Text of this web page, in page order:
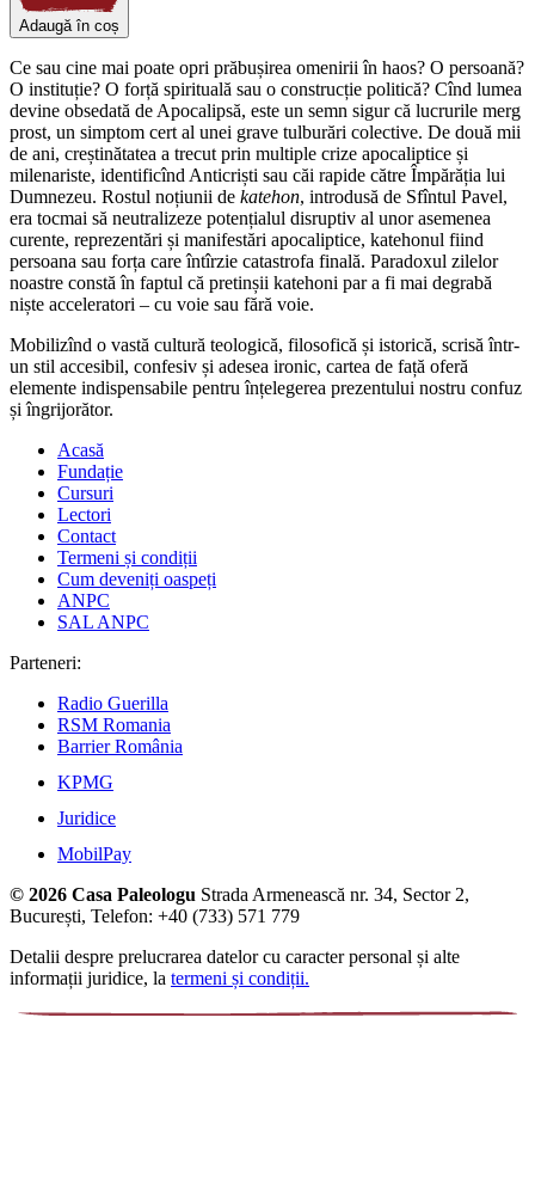
Adaugă în coș
Ce sau cine mai poate opri prăbușirea omenirii în haos? O persoană?
O instituție? O forță spirituală sau o construcție politică? Cînd lumea
devine obsedată de Apocalipsă, este un semn sigur că lucrurile merg
prost, un simptom cert al unei grave tulburări colective. De două mii
de ani, creștinătatea a trecut prin multiple crize apocaliptice și
milenariste, identificînd Anticriști sau căi rapide către Împărăția lui
Dumnezeu. Rostul noțiunii de katehon, introdusă de Sfîntul Pavel,
era tocmai să neutralizeze potențialul disruptiv al unor asemenea
curente, reprezentări și manifestări apocaliptice, katehonul fiind
persoana sau forța care întîrzie catastrofa finală. Paradoxul zilelor
noastre constă în faptul că pretinșii katehoni par a fi mai degrabă
niște acceleratori – cu voie sau fără voie.
Mobilizînd o vastă cultură teologică, filosofică și istorică, scrisă într-
un stil accesibil, confesiv și adesea ironic, cartea de față oferă
elemente indispensabile pentru înțelegerea prezentului nostru confuz
și îngrijorător.
Acasă
Fundație
Cursuri
Lectori
Contact
Termeni și condiții
Cum deveniți oaspeți
ANPC
SAL ANPC
Parteneri:
Radio Guerilla
RSM Romania
Barrier România
KPMG
Juridice
MobilPay
© 2026 Casa Paleologu Strada Armenească nr. 34, Sector 2,
București, Telefon: +40 (733) 571 779
Detalii despre prelucrarea datelor cu caracter personal și alte
informații juridice, la termeni și condiții.